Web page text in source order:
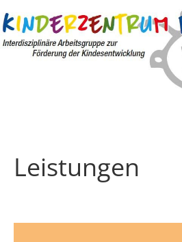
Zum
Inhalt
springen
Leistungen